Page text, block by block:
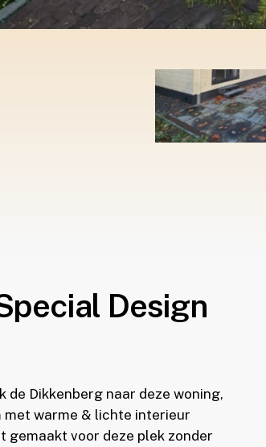
Design
de Dikkenberg naar deze woning,
met warme & lichte interieur
gemaakt voor deze plek zonder